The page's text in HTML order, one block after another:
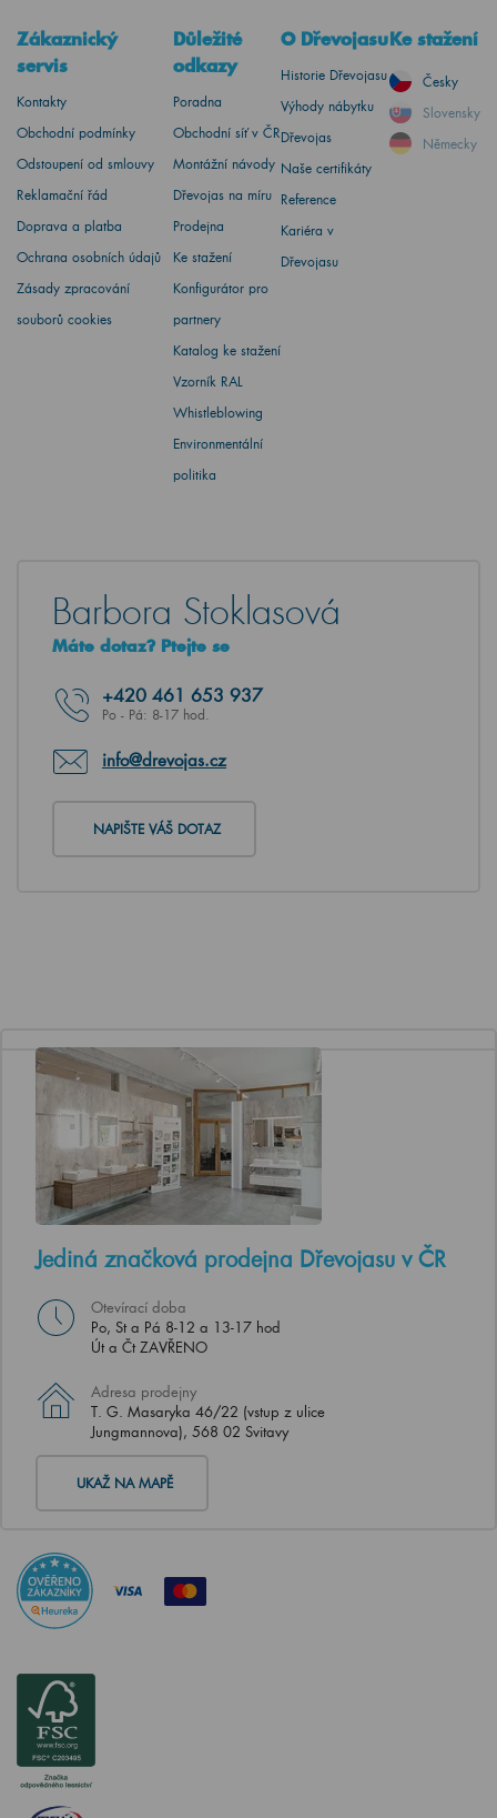
Zákaznický
servis
Kontakty
Obchodní podmínky
Odstoupení od smlouvy
Reklamační řád
Doprava a platba
Ochrana osobních údajů
Zásady zpracování
souborů cookies
Důležité
odkazy
Poradna
Obchodní síť v ČR
Montážní návody
Dřevojas na míru
Prodejna
Ke stažení
Konfigurátor pro
partnery
Katalog ke stažení
Vzorník RAL
Whistleblowing
Environmentální
politika
O Dřevojasu
Historie Dřevojasu
Výhody nábytku
Dřevojas
Naše certifikáty
Reference
Kariéra v
Dřevojasu
Ke stažení
Česky
Slovensky
Německy
Barbora Stoklasová
Máte dotaz? Ptejte se
+420 461 653 937
Po - Pá: 8-17 hod.
info@drevojas.cz
NAPIŠTE VÁŠ DOTAZ
Jediná značková prodejna Dřevojasu v ČR
Otevírací doba
Po, St a Pá 8-12 a 13-17 hod
Út a Čt ZAVŘENO
Adresa prodejny
T. G. Masaryka 46/22 (vstup z ulice
Jungmannova), 568 02 Svitavy
UKAŽ NA MAPĚ